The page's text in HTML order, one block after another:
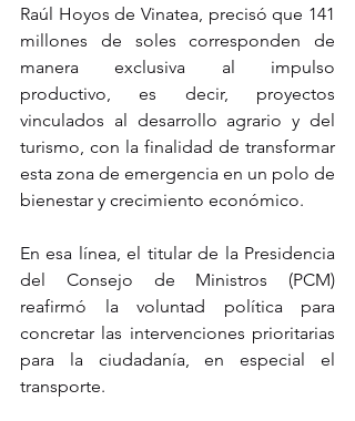
Raúl Hoyos de Vinatea, precisó que 141
millones de soles corresponden de
manera exclusiva al impulso
productivo, es decir, proyectos
vinculados al desarrollo agrario y del
turismo, con la finalidad de transformar
esta zona de emergencia en un polo de
bienestar y crecimiento económico.
En esa línea, el titular de la Presidencia
del Consejo de Ministros (PCM)
reafirmó la voluntad política para
concretar las intervenciones prioritarias
para la ciudadanía, en especial el
transporte.